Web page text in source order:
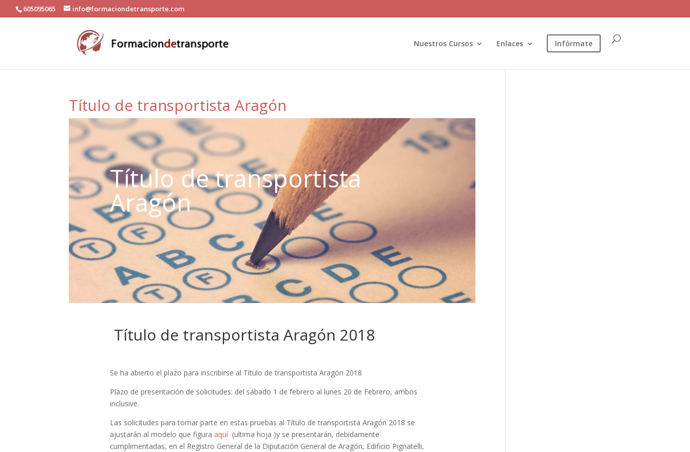
605095065 info@formaciondetransporte.com
Nuestros Cursos Enlaces Infórmate
Título de transportista Aragón
Título de transportista
Aragón
Título de transportista Aragón 2018
Se ha abierto el plazo para inscribirse al Título de transportista Aragón 2018
Plazo de presentación de solicitudes: del sábado 1 de febrero al lunes 20 de Febrero, ambos
inclusive.
Las solicitudes para tomar parte en estas pruebas al Título de transportista Aragón 2018 se
ajustarán al modelo que figura aquí(ultima hoja )y se presentarán, debidamente
cumplimentadas, en el Registro General de la Diputación General de Aragón, Edificio Pignatelli,